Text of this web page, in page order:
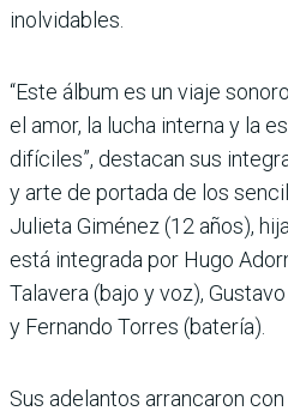
inolvidables.
“Este álbum es un viaje
el amor, la lucha interna y la
difíciles”, destacan sus
y arte de portada de los
Julieta Giménez (12 años),
está integrada por Hugo
Talavera (bajo y voz),
y Fernando Torres (batería).
Sus adelantos arrancaron